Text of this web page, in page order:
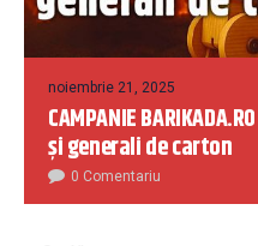
noiembrie 21, 2025
CAMPANIE
și generali de carton
0 Comentariu